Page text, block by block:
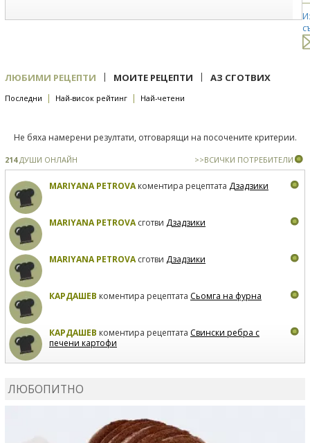
ЛЮБИМИ РЕЦЕПТИ | МОИТЕ РЕЦЕПТИ | АЗ СГОТВИХ
Последни | Най-висок рейтинг | Най-четени
Не бяха намерени резултати, отговарящи на посочените критерии.
214ДУШИ ОНЛАЙН >>ВСИЧКИ ПОТРЕБИТЕЛИ
MARIYANA PETROVAкоментира рецептата Дзадзики
MARIYANA PETROVAсготви Дзадзики
MARIYANA PETROVAсготви Дзадзики
КАРДАШЕВ коментира рецептата Сьомга на фурна
КАРДАШЕВ коментира рецептата Свински ребра с
печени картофи
ЛЮБОПИТНО